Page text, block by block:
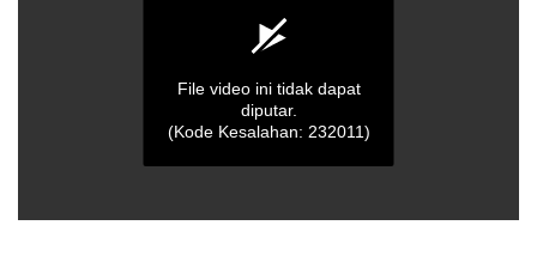
File video ini tidak dapat
diputar.
(Kode Kesalahan: 232011)